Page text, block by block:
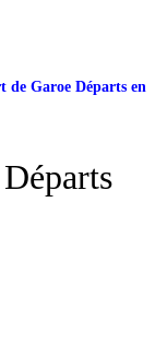
de Garoe Départs en